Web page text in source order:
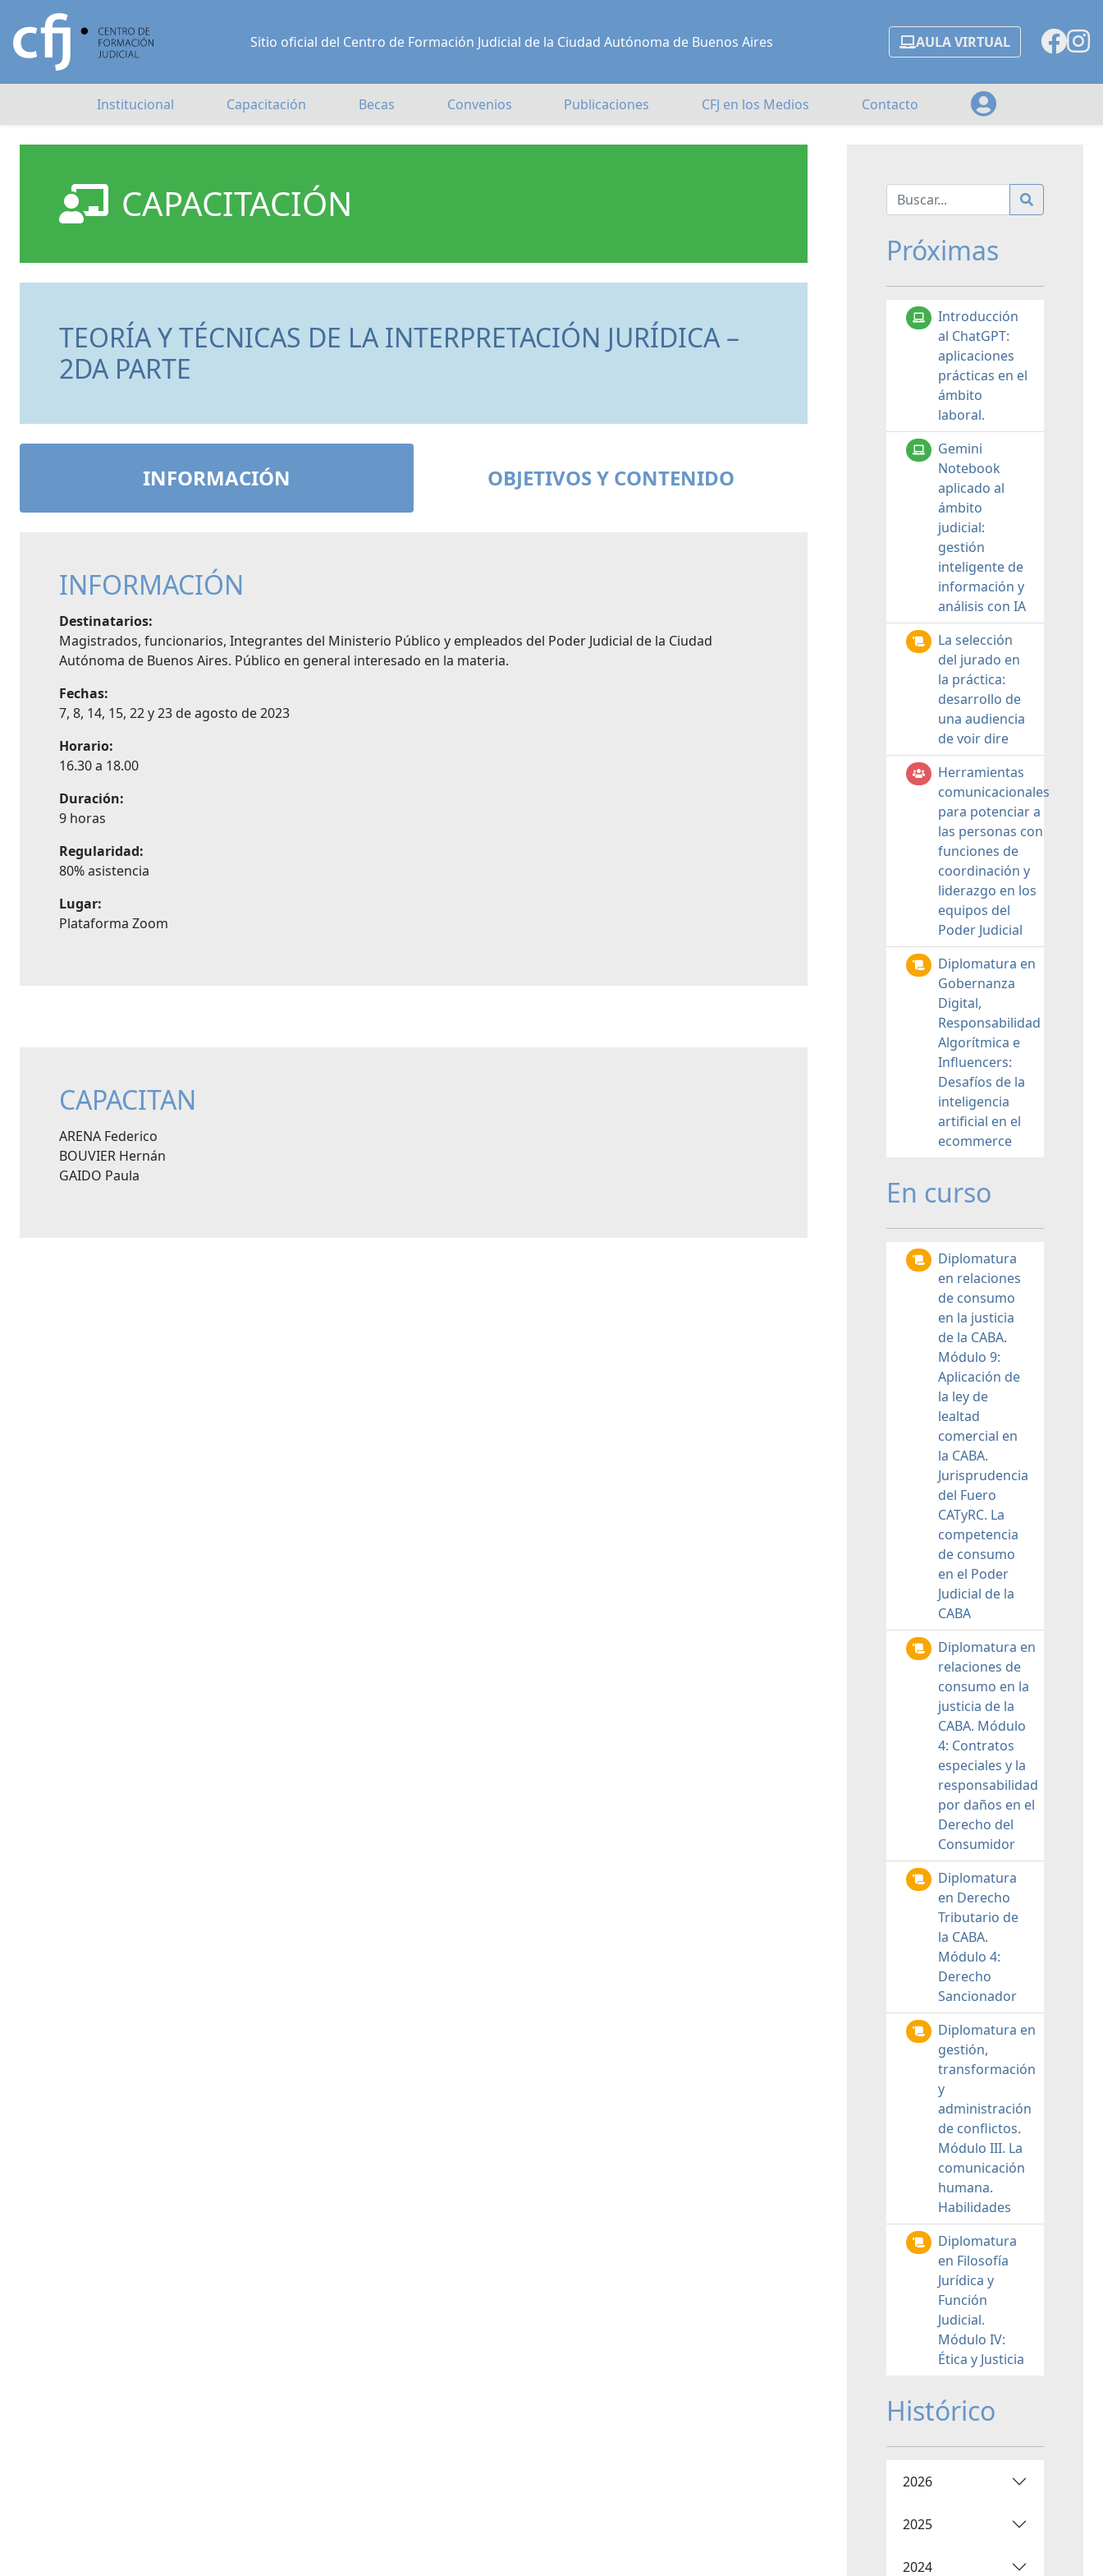
Sitio oficial del Centro de Formación Judicial de la Ciudad Autónoma de Buenos Aires AULA VIRTUAL
Institucional Capacitación Becas Convenios Publicaciones CFJ en los Medios Contacto
CAPACITACIÓN
TEORÍA Y TÉCNICAS DE LA INTERPRETACIÓN JURÍDICA –
2DA PARTE
INFORMACIÓN OBJETIVOS Y CONTENIDO
INFORMACIÓN
Destinatarios:
Magistrados, funcionarios, Integrantes del Ministerio Público y empleados del Poder Judicial de la Ciudad
Autónoma de Buenos Aires. Público en general interesado en la materia.
Fechas:
7, 8, 14, 15, 22 y 23 de agosto de 2023
Horario:
16.30 a 18.00
Duración:
9 horas
Regularidad:
80% asistencia
Lugar:
Plataforma Zoom
CAPACITAN
ARENA Federico
BOUVIER Hernán
GAIDO Paula
Próximas
Introducción
al ChatGPT:
aplicaciones
prácticas en el
ámbito
laboral.
Gemini
Notebook
aplicado al
ámbito
judicial:
gestión
inteligente de
información y
análisis con IA
La selección
del jurado en
la práctica:
desarrollo de
una audiencia
de voir dire
Herramientas
comunicacionales
para potenciar a
las personas con
funciones de
coordinación y
liderazgo en los
equipos del
Poder Judicial
Diplomatura en
Gobernanza
Digital,
Responsabilidad
Algorítmica e
Influencers:
Desafíos de la
inteligencia
artificial en el
ecommerce
En curso
Diplomatura
en relaciones
de consumo
en la justicia
de la CABA.
Módulo 9:
Aplicación de
la ley de
lealtad
comercial en
la CABA.
Jurisprudencia
del Fuero
CATyRC. La
competencia
de consumo
en el Poder
Judicial de la
CABA
Diplomatura en
relaciones de
consumo en la
justicia de la
CABA. Módulo
4: Contratos
especiales y la
responsabilidad
por daños en el
Derecho del
Consumidor
Diplomatura
en Derecho
Tributario de
la CABA.
Módulo 4:
Derecho
Sancionador
Diplomatura en
gestión,
transformación
y
administración
de conflictos.
Módulo III. La
comunicación
humana.
Habilidades
Diplomatura
en Filosofía
Jurídica y
Función
Judicial.
Módulo IV:
Ética y Justicia
Histórico
2026
2025
2024